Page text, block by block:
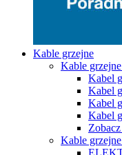
Kable grzejne
Kable
Kabel
Kabel
Kabel
Kabel
Kable